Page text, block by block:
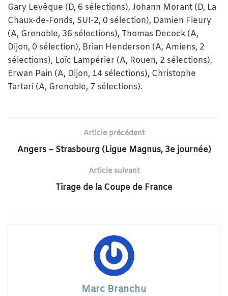
Gary Levêque (D, 6 sélections), Johann Morant (D, La
Chaux-de-Fonds, SUI-2, 0 sélection), Damien Fleury
(A, Grenoble, 36 sélections), Thomas Decock (A,
Dijon, 0 sélection), Brian Henderson (A, Amiens, 2
sélections), Loïc Lampérier (A, Rouen, 2 sélections),
Erwan Pain (A, Dijon, 14 sélections), Christophe
Tartari (A, Grenoble, 7 sélections).
Article précédent
Angers – Strasbourg (Ligue Magnus, 3e journée)
Article suivant
Tirage de la Coupe de France
Marc Branchu